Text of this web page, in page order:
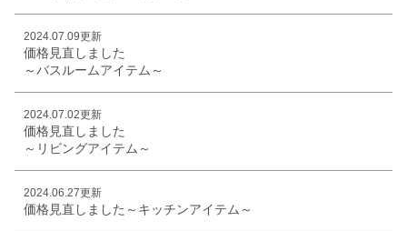
2024.07.09更新
価格見直しました
～バスルームアイテム～
2024.07.02更新
価格見直しました
～リビングアイテム～
2024.06.27更新
価格見直しました～キッチンアイテム～